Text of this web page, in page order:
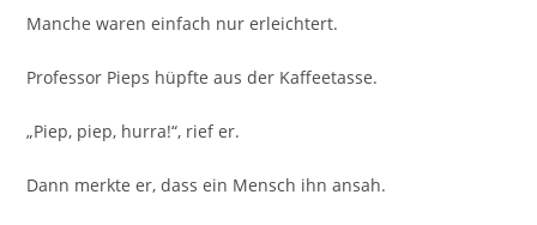
Manche waren einfach nur erleichtert.
Professor Pieps hüpfte aus der Kaffeetasse.
„Piep, piep, hurra!“, rief er.
Dann merkte er, dass ein Mensch ihn ansah.